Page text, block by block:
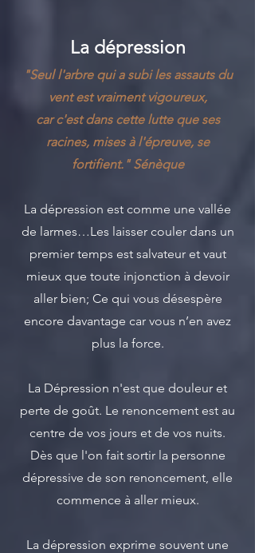
La dépression
"Seul l'arbre qui a subi les assauts du
vent est vraiment vigoureux,
car c'est dans cette lutte que ses
racines, mises à l'épreuve, se
fortifient." Sénèque
La dépression est comme une vallée
de larmes…Les laisser couler dans un
premier temps est salvateur et vaut
mieux que toute injonction à devoir
aller bien; Ce qui vous désespère
encore davantage car vous n’en avez
plus la force.
La Dépression n'est que douleur et
perte de goût. Le renoncement est au
centre de vos jours et de vos nuits.
Dès que l'on fait sortir la personne
dépressive de son renoncement, elle
commence à aller mieux.
La dépression exprime souvent une